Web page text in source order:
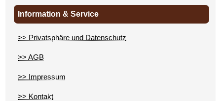
Information & Service
>> Privatsphäre und Datenschutz
>> AGB
>> Impressum
>> Kontakt